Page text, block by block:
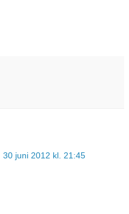
30 juni 2012 kl. 21:45